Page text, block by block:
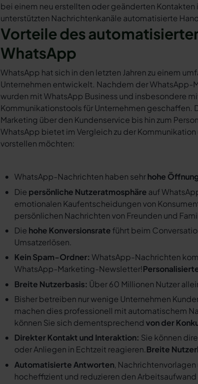
bei einem neu erstellten oder geänderten
unterstützten Nachrichtenkanäle automatisierte
Vorteile des
WhatsApp
WhatsApp hat sich in den letzten Jahren zu einem
Unternehmen entwickelt. Nachdem der WhatsApp-
wurden mit WhatsApp Business und insbesondere
Kommunikationstools für Unternehmen geschaffen.
Marketing über den Kundenservice bis hin zum
WhatsApp bietet im Vergleich zu der Kommunikation
vorstellen möchten:
WhatsApp-Nachrichten haben sehrhohe
Die persönliche Nutzeratmosphäre auf
emotionalen Kaufentscheidungen von
persönlichen Nachrichten von Freunden und
Die hohe Konversionsrate führt beim
Umsatzerlösen.
Kein Spam-Ordner: WhatsApp-Nachrichten
WhatsApp-Marketing-Newsletter!
Breite Nutzerbasis: Über 60 Millionen Nutzer
Bisher betreiben nur wenige Unternehmen
machen dies professionell mit automatischem
können Sie sich dementsprechendvon der
Direkter Kontakt und Interaktion: Sie können
oder Anliegen in Echtzeit reagieren.Breite
Automatisierte Antworten,
hocheffizient und reduzieren den